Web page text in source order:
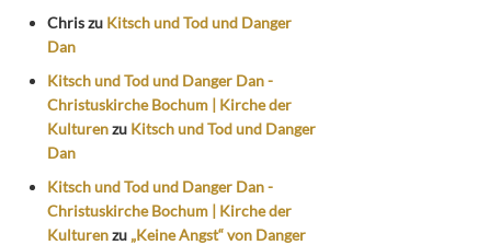
Chriszu Kitsch und Tod und Danger
Dan
Kitsch und Tod und Danger Dan -
Christuskirche Bochum | Kirche der
Kulturenzu Kitsch und Tod und Danger
Dan
Kitsch und Tod und Danger Dan -
Christuskirche Bochum | Kirche der
Kulturenzu „Keine Angst“ von Danger